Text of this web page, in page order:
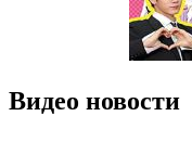
Видео новости